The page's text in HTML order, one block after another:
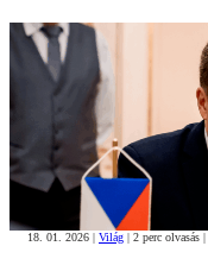
18. 01. 2026 | Világ | 2 perc olvasás |